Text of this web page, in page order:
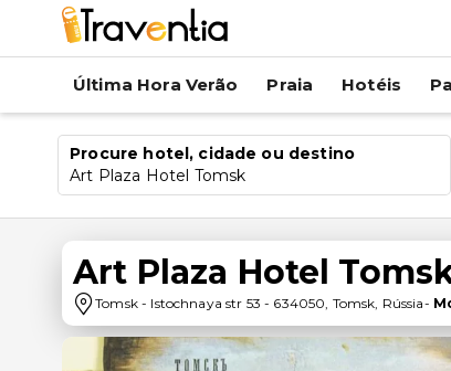
Última Hora Verão Praia Hotéis
Procure hotel, cidade ou destino
Art Plaza Hotel Tomsk
Art Plaza Hotel
Tomsk- Istochnaya str 53 - 634050, Tomsk, Rússia-